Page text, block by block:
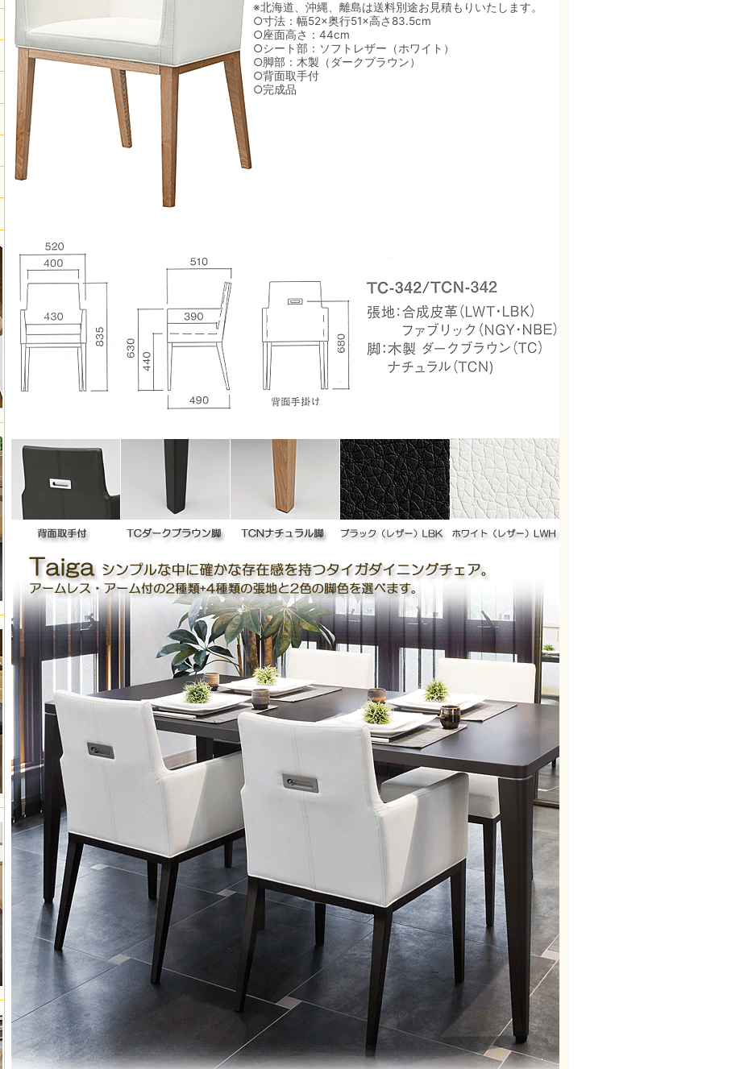
※北海道、沖縄、離島は送料別途お見積もりいたします。
○寸法：幅52×奥行51×高さ83.5cm
○座面高さ：44cm
○シート部：ソフトレザー（ホワイト）
○脚部：木製（ダークブラウン）
○背面取手付
○完成品